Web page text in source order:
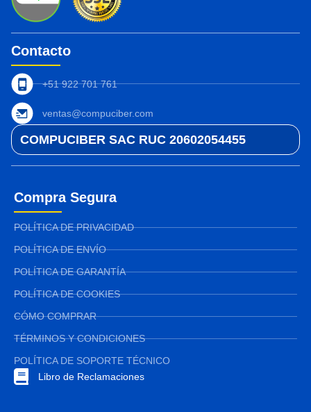
Contacto
+51 922 701 761
ventas@compuciber.com
COMPUCIBER SAC RUC 20602054455
Compra Segura
POLÍTICA DE PRIVACIDAD
POLÍTICA DE ENVÍO
POLÍTICA DE GARANTÍA
POLÍTICA DE COOKIES
CÓMO COMPRAR
TÉRMINOS Y CONDICIONES
POLÍTICA DE SOPORTE TÉCNICO
Libro de Reclamaciones